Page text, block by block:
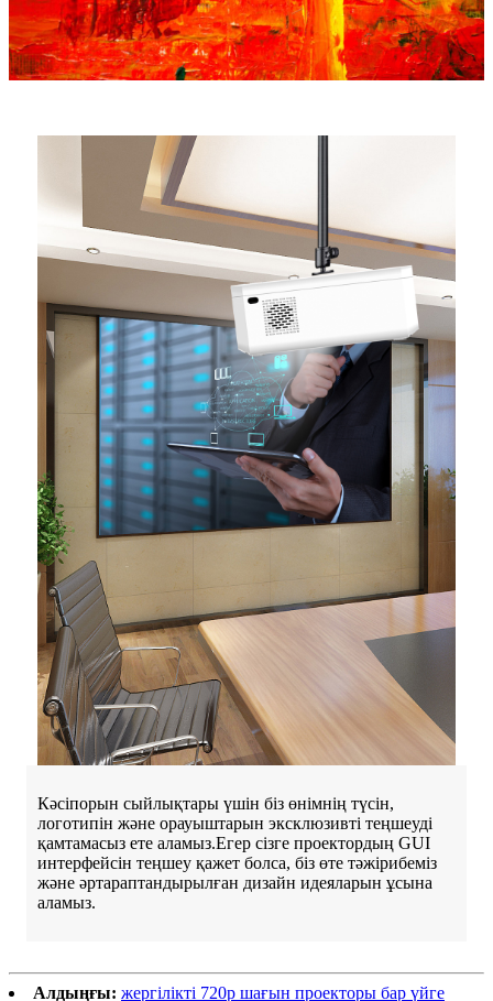
Кәсіпорын сыйлықтары үшін біз өнімнің түсін,
логотипін және орауыштарын эксклюзивті теңшеуді
қамтамасыз ете аламыз.Егер сізге проектордың GUI
интерфейсін теңшеу қажет болса, біз өте тәжірибеміз
және әртараптандырылған дизайн идеяларын ұсына
аламыз.
Алдыңғы: жергілікті 720p шағын проекторы бар үйге